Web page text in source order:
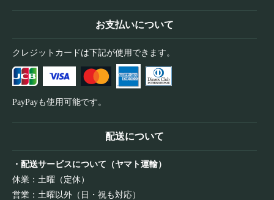
お支払いについて
クレジットカードは下記が使用できます。
PayPayも使用可能です。
配送について
・配送サービスについて（ヤマト運輸）
休業：土曜（定休）
営業：土曜以外（日・祝も対応）